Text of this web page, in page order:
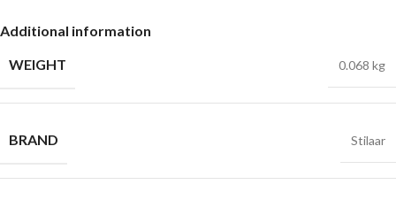
Additional information
WEIGHT
0.068 kg
BRAND Stilaar